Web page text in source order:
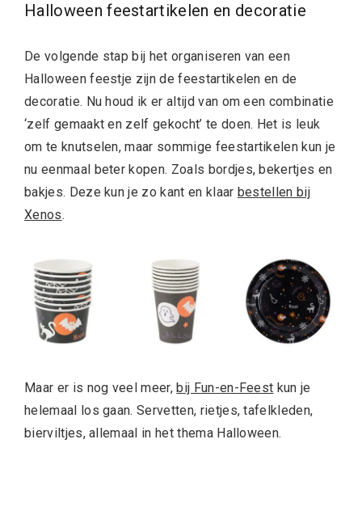
Halloween feestartikelen en decoratie
De volgende stap bij het organiseren van een
Halloween feestje zijn de feestartikelen en de
decoratie. Nu houd ik er altijd van om een combinatie
‘zelf gemaakt en zelf gekocht’ te doen. Het is leuk
om te knutselen, maar sommige feestartikelen kun je
nu eenmaal beter kopen. Zoals bordjes, bekertjes en
bakjes. Deze kun je zo kant en klaar bestellen bij
Xenos.
Maar er is nog veel meer, bij Fun-en-Feest kun je
helemaal los gaan. Servetten, rietjes, tafelkleden,
bierviltjes, allemaal in het thema Halloween.